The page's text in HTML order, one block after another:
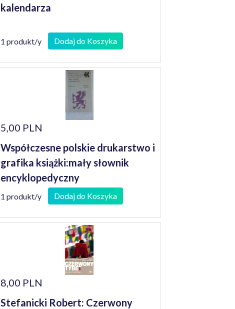
kalendarza
1 produkt/y Dodaj do Koszyka
5,00 PLN
Współczesne polskie drukarstwo i
grafika książki:mały słownik
encyklopedyczny
1 produkt/y Dodaj do Koszyka
8,00 PLN
Stefanicki Robert: Czerwony